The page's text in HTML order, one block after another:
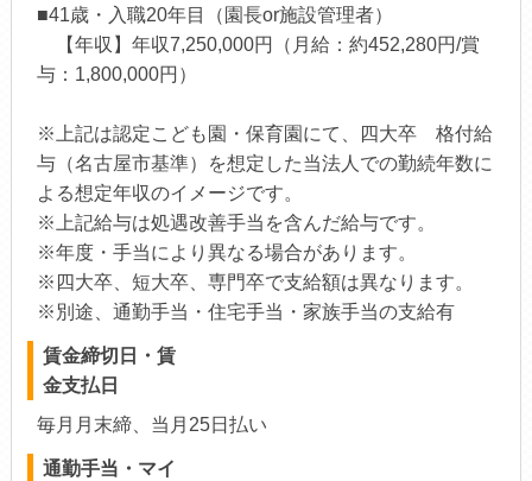
■41歳・入職20年目（園長or施設管理者）
【年収】年収7,250,000円（月給：約452,280円/賞
与：1,800,000円）
※上記は認定こども園・保育園にて、四大卒 格付給
与（名古屋市基準）を想定した当法人での勤続年数に
よる想定年収のイメージです。
※上記給与は処遇改善手当を含んだ給与です。
※年度・手当により異なる場合があります。
※四大卒、短大卒、専門卒で支給額は異なります。
※別途、通勤手当・住宅手当・家族手当の支給有
賃金締切日・賃
金支払日
毎月月末締、当月25日払い
通勤手当・マイ